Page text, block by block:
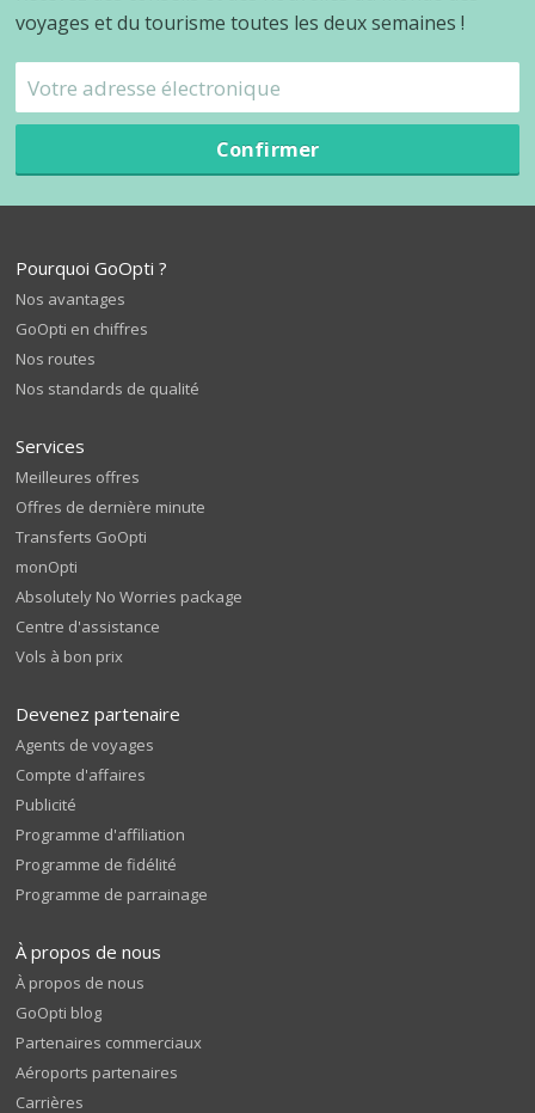
voyages et du tourisme toutes les deux semaines !
Confirmer
Pourquoi GoOpti ?
Nos avantages
GoOpti en chiffres
Nos routes
Nos standards de qualité
Services
Meilleures offres
Offres de dernière minute
Transferts GoOpti
monOpti
Absolutely No Worries package
Centre d'assistance
Vols à bon prix
Devenez partenaire
Agents de voyages
Compte d'affaires
Publicité
Programme d'affiliation
Programme de fidélité
Programme de parrainage
À propos de nous
À propos de nous
GoOpti blog
Partenaires commerciaux
Aéroports partenaires
Carrières